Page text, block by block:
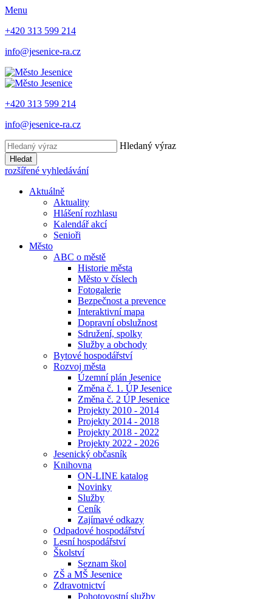
Menu
+420 313 599 214
info@jesenice-ra.cz
+420 313 599 214
info@jesenice-ra.cz
Hledaný výraz
Hledat
rozšířené vyhledávání
Aktuálně
Aktuality
Hlášení rozhlasu
Kalendář akcí
Senioři
Město
ABC o městě
Historie města
Město v číslech
Fotogalerie
Bezpečnost a prevence
Interaktivní mapa
Dopravní obslužnost
Sdružení, spolky
Služby a obchody
Bytové hospodářství
Rozvoj města
Územní plán Jesenice
Změna č. 1. ÚP Jesenice
Změna č. 2 ÚP Jesenice
Projekty 2010 - 2014
Projekty 2014 - 2018
Projekty 2018 - 2022
Projekty 2022 - 2026
Jesenický občasník
Knihovna
ON-LINE katalog
Novinky
Služby
Ceník
Zajímavé odkazy
Odpadové hospodářství
Lesní hospodářství
Školství
Seznam škol
ZŠ a MŠ Jesenice
Zdravotnictví
Pohotovostní služby